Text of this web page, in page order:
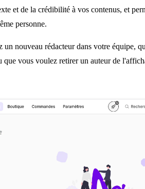
et de la crédibilité à vos contenus, et
personne.
un nouveau rédacteur dans votre équipe,
que vous voulez retirer un auteur de